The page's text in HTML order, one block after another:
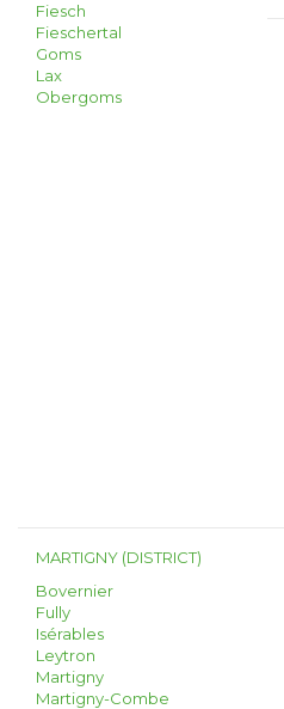
Fiesch
Fieschertal
Goms
Lax
Obergoms
MARTIGNY (DISTRICT)
Bovernier
Fully
Isérables
Leytron
Martigny
Martigny-Combe